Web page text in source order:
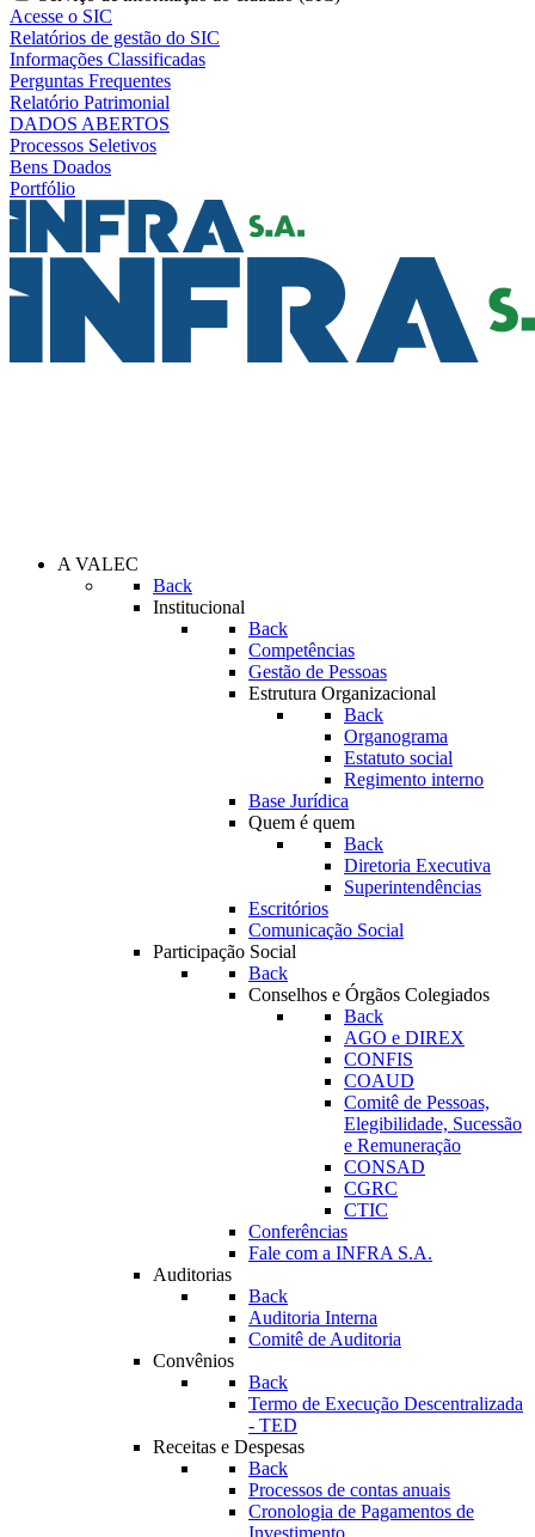
Acesse o SIC
Relatórios de gestão do SIC
Informações Classificadas
Perguntas Frequentes
Relatório Patrimonial
DADOS ABERTOS
Processos Seletivos
Bens Doados
Portfólio
A VALEC
Back
Institucional
Back
Competências
Gestão de Pessoas
Estrutura Organizacional
Back
Organograma
Estatuto social
Regimento interno
Base Jurídica
Quem é quem
Back
Diretoria Executiva
Superintendências
Escritórios
Comunicação Social
Participação Social
Back
Conselhos e Órgãos Colegiados
Back
AGO e DIREX
CONFIS
COAUD
Comitê de Pessoas,
Elegibilidade, Sucessão
e Remuneração
CONSAD
CGRC
CTIC
Conferências
Fale com a INFRA S.A.
Auditorias
Back
Auditoria Interna
Comitê de Auditoria
Convênios
Back
Termo de Execução Descentralizada
- TED
Receitas e Despesas
Back
Processos de contas anuais
Cronologia de Pagamentos de
Investimento